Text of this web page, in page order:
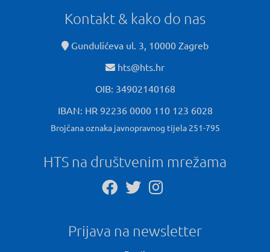
Kontakt & kako do nas
Gundulićeva ul. 3, 10000 Zagreb
hts@hts.hr
OIB: 34902140168
IBAN: HR 92236 0000 110 123 6028
Brojčana oznaka javnopravnog tijela 251-795
HTS na društvenim mrežama
Prijava na newsletter